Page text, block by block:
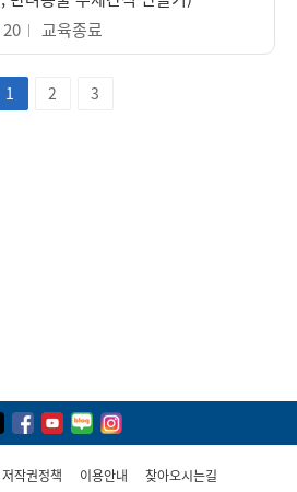
교육종료
1 2 3
저작권정책 이용안내 찾아오시는길